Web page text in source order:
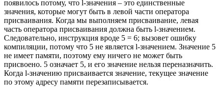
появилось потому, что l-значения – это единственные
значения, которые могут быть в левой части оператора
присваивания. Когда мы выполняем присваивание, левая
часть оператора присваивания должна быть l-значением.
Следовательно, инструкция вроде 5 = 6; вызовет ошибку
компиляции, потому что 5 не является l-значением. Значение 5
не имеет памяти, поэтому ему ничего не может быть
присвоено. 5 означает 5, и его значение нельзя переназначить.
Когда l-значению присваивается значение, текущее значение
по этому адресу памяти перезаписывается.